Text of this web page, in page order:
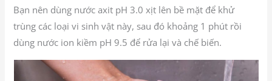
Bạn nên dùng nước axit pH 3.0 xịt lên bề mặt để khử
trùng các loại vi sinh vật này, sau đó khoảng 1 phút rồi
dùng nước ion kiềm pH 9.5 để rửa lại và chế biến.